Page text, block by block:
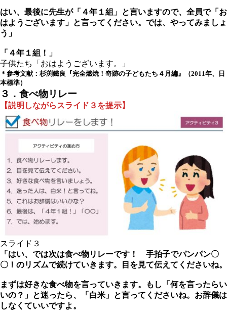
はい、最後に先生が「４年１組」と言いますので、全員で「お
はようございます」と言ってください。では、やってみましょ
う」
「４年１組！」
子供たち「おはようございます。」
＊参考文献：杉渕鐵良『完全燃焼！奇跡の子どもたち４月編』（2011年、日
本標準）
３．食べ物リレー
【説明しながらスライド３を提示】
スライド３
「はい、では次は食べ物リレーです！ 手拍子でパンパン〇
〇！のリズムで続けていきます。目を見て伝えてくださいね。
まずは好きな食べ物を言っていきます。もし「何を言ったらい
いの？」と迷ったら、「白米」と言ってくださいね。お辞儀は
しなくていいですよ。